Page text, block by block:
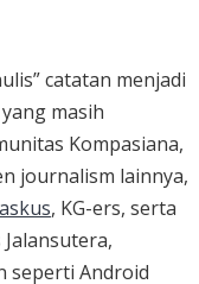
catatan menjadi
masih
Kompasiana,
journalism lainnya,
, KG-ers, serta
seperti Android